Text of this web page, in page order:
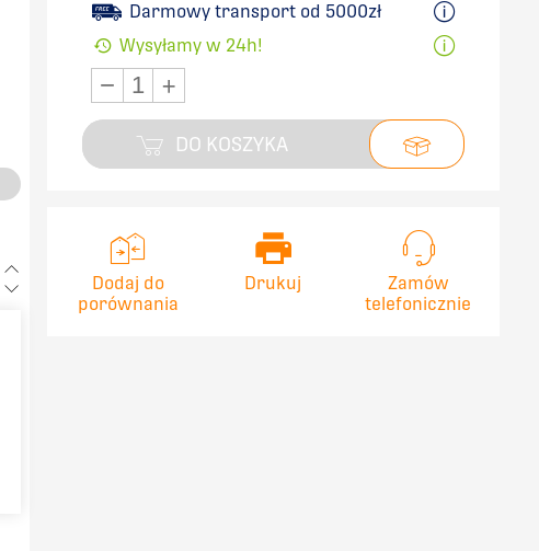
Darmowy transport od 5000zł
Wysyłamy w 24h!
− +
DO KOSZYKA
Dodaj do
porównania
Drukuj
Zamów
telefonicznie